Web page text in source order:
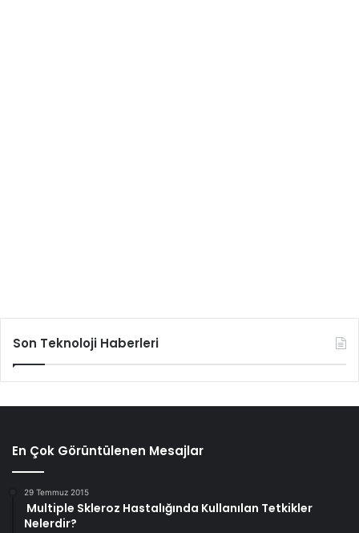
Son Teknoloji Haberleri
En Çok Görüntülenen Mesajlar
29 Temmuz 2015
Multiple Skleroz Hastalığında Kullanılan Tetkikler
Nelerdir?